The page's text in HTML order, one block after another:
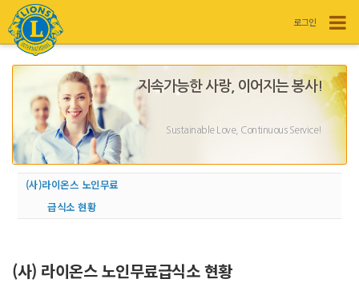
로그인
지속가능한 사랑, 이어지는 봉사!
Sustainable Love, Continuous Service!
(사)라이온스 노인무료
급식소 현황
(사) 라이온스 노인무료급식소 현황